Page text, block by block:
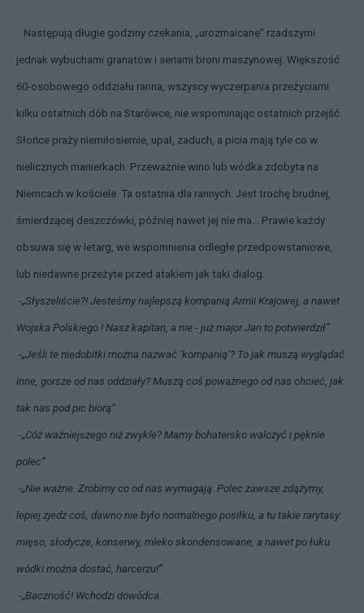
Następują długie godziny czekania, „urozmaicane” rzadszymi
jednak wybuchami granatów i seriami broni maszynowej. Większość
60-osobowego oddziału ranna, wszyscy wyczerpania przeżyciami
kilku ostatnich dób na Starówce, nie wspominając ostatnich przejść.
Słońce praży niemiłosiernie, upał, zaduch, a picia mają tyle co w
nielicznych manierkach. Przeważnie wino lub wódka zdobyta na
Niemcach w kościele. Ta ostatnia dla rannych. Jest trochę brudnej,
śmierdzącej deszczówki, później nawet jej nie ma… Prawie każdy
obsuwa się w letarg, we wspomnienia odległe przedpowstaniowe,
lub niedawne przeżyte przed atakiem jak taki dialog:
-„Słyszeliście?! Jesteśmy najlepszą kompanią Armii Krajowej, a nawet
Wojska Polskiego ! Nasz kapitan, a nie - już major Jan to potwierdził”
-„Jeśli te niedobitki można nazwać ‘kompanią’? To jak muszą wyglądać
inne, gorsze od nas oddziały? Muszą coś poważnego od nas chcieć, jak
tak nas pod pic biorą”
-„Cóż ważniejszego niż zwykle? Mamy bohatersko walczyć i pęknie
polec”
-„Nie ważne. Zrobimy co od nas wymagają. Polec zawsze zdążymy,
lepiej zjedz coś, dawno nie było normalnego posiłku, a tu takie rarytasy:
mięso, słodycze, konserwy, mleko skondensowane, a nawet po łuku
wódki można dostać, harcerzu!”
-„Baczność! Wchodzi dowódca.